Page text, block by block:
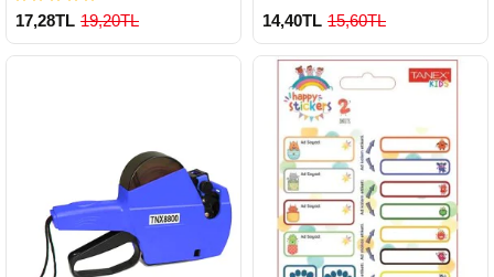
17,28TL 19,20TL 14,40TL 15,60TL